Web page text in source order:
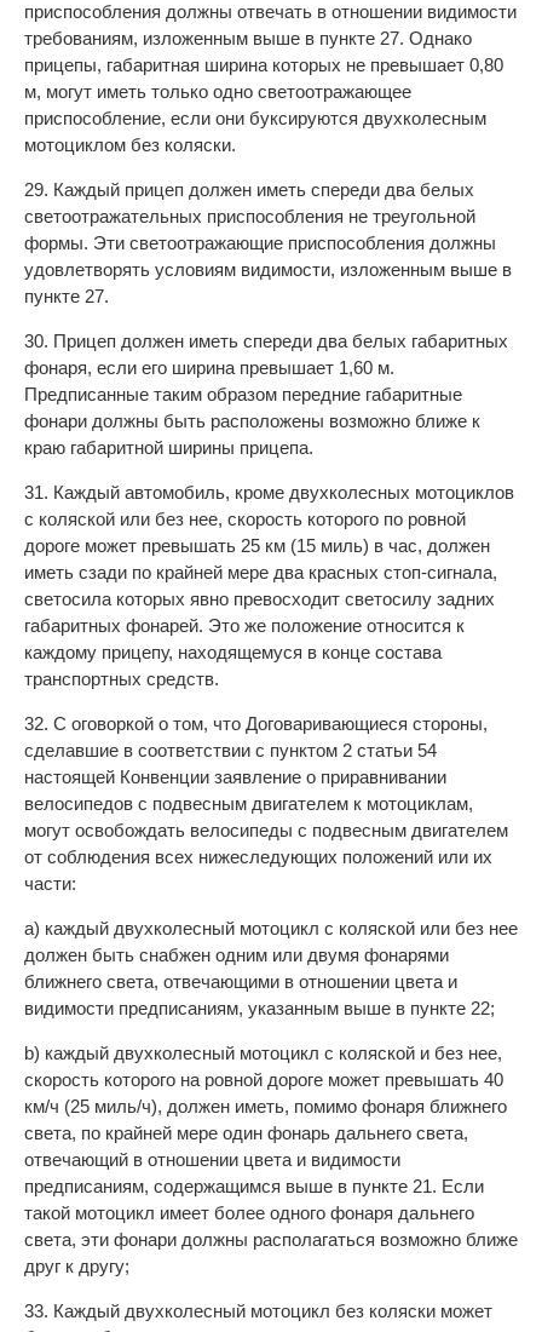
приспособления должны отвечать в отношении видимости
требованиям, изложенным выше в пункте 27. Однако
прицепы, габаритная ширина которых не превышает 0,80
м, могут иметь только одно светоотражающее
приспособление, если они буксируются двухколесным
мотоциклом без коляски.
29. Каждый прицеп должен иметь спереди два белых
светоотражательных приспособления не треугольной
формы. Эти светоотражающие приспособления должны
удовлетворять условиям видимости, изложенным выше в
пункте 27.
30. Прицеп должен иметь спереди два белых габаритных
фонаря, если его ширина превышает 1,60 м.
Предписанные таким образом передние габаритные
фонари должны быть расположены возможно ближе к
краю габаритной ширины прицепа.
31. Каждый автомобиль, кроме двухколесных мотоциклов
с коляской или без нее, скорость которого по ровной
дороге может превышать 25 км (15 миль) в час, должен
иметь сзади по крайней мере два красных стоп-сигнала,
светосила которых явно превосходит светосилу задних
габаритных фонарей. Это же положение относится к
каждому прицепу, находящемуся в конце состава
транспортных средств.
32. С оговоркой о том, что Договаривающиеся стороны,
сделавшие в соответствии с пунктом 2 статьи 54
настоящей Конвенции заявление о приравнивании
велосипедов с подвесным двигателем к мотоциклам,
могут освобождать велосипеды с подвесным двигателем
от соблюдения всех нижеследующих положений или их
части:
а) каждый двухколесный мотоцикл с коляской или без нее
должен быть снабжен одним или двумя фонарями
ближнего света, отвечающими в отношении цвета и
видимости предписаниям, указанным выше в пункте 22;
b) каждый двухколесный мотоцикл с коляской и без нее,
скорость которого на ровной дороге может превышать 40
км/ч (25 миль/ч), должен иметь, помимо фонаря ближнего
света, по крайней мере один фонарь дальнего света,
отвечающий в отношении цвета и видимости
предписаниям, содержащимся выше в пункте 21. Если
такой мотоцикл имеет более одного фонаря дальнего
света, эти фонари должны располагаться возможно ближе
друг к другу;
33. Каждый двухколесный мотоцикл без коляски может